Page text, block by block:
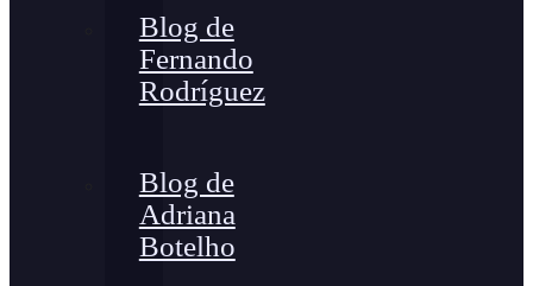
Blog de
Fernando
Rodríguez
Blog de
Adriana
Botelho